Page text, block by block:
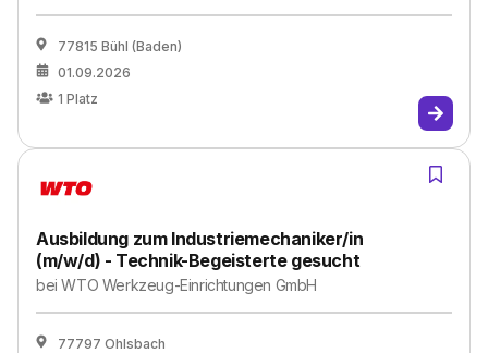
77815 Bühl (Baden)
01.09.2026
1 Platz
Ausbildung zum Industriemechaniker/in
(m/w/d) - Technik-Begeisterte gesucht
beiWTO Werkzeug-Einrichtungen GmbH
77797 Ohlsbach